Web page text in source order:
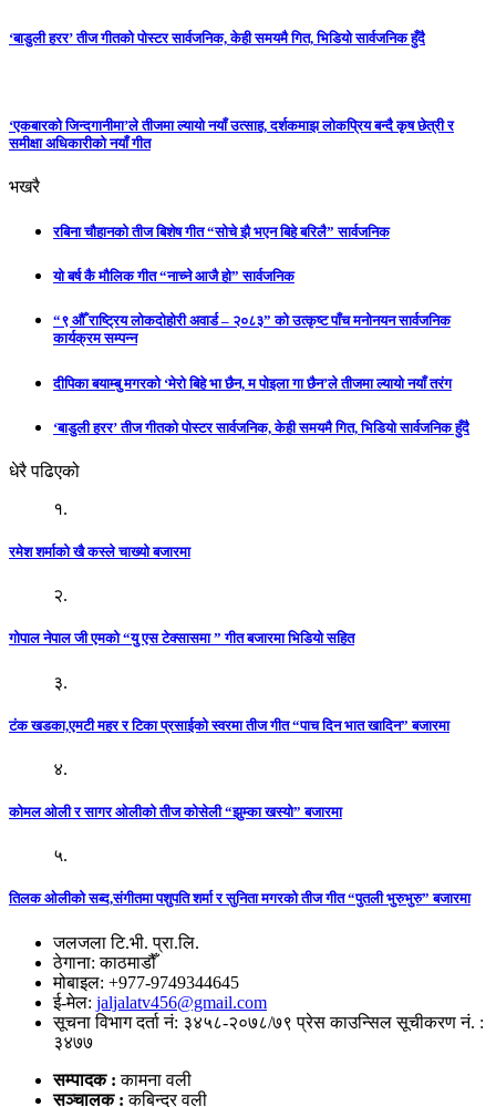
‘बाडुली हरर’ तीज गीतको पोस्टर सार्वजनिक, केही समयमै गित, भिडियो सार्वजनिक हुँदै
‘एकबारको जिन्दगानीमा’ले तीजमा ल्यायो नयाँ उत्साह, दर्शकमाझ लोकप्रिय बन्दै कृष छेत्री र
समीक्षा अधिकारीको नयाँ गीत
भखरै
रबिना चौहानको तीज बिशेष गीत “सोचे झै भएन बिहे बरिलै” सार्वजनिक
यो बर्ष कै मौलिक गीत “नाच्ने आजै हो” सार्वजनिक
“९ औँ राष्ट्रिय लोकदोहोरी अवार्ड – २०८३” को उत्कृष्ट पाँच मनोनयन सार्वजनिक
कार्यक्रम सम्पन्न
दीपिका बयाम्बु मगरको ‘मेरो बिहे भा छैन, म पोइला गा छैन’ले तीजमा ल्यायो नयाँ तरंग
‘बाडुली हरर’ तीज गीतको पोस्टर सार्वजनिक, केही समयमै गित, भिडियो सार्वजनिक हुँदै
धेरै पढिएको
१.
रमेश शर्माको खै कस्ले चाख्यो बजारमा
२.
गोपाल नेपाल जी एमको “यु एस टेक्सासमा ” गीत बजारमा भिडियो सहित
३.
टंक खडका,एमटी महर र टिका प्रसाईको स्वरमा तीज गीत “पाच दिन भात खादिन” बजारमा
४.
कोमल ओली र सागर ओलीको तीज कोसेली “झुम्का खस्यो” बजारमा
५.
तिलक ओलीको सब्द,संगीतमा पशुपति शर्मा र सुनिता मगरको तीज गीत “पुतली भुरुभुरु” बजारमा
जलजला टि.भी. प्रा.लि.
ठेगाना: काठमाडौँ
मोबाइल: +977-9749344645
ई-मेल: jaljalatv456@gmail.com
सूचना विभाग दर्ता नं: ३४५८-२०७८/७९ प्रेस काउन्सिल सूचीकरण नं. :
३४७७
सम्पादक :कामना वली
सञ्‍चालक : कबिन्द्र वली